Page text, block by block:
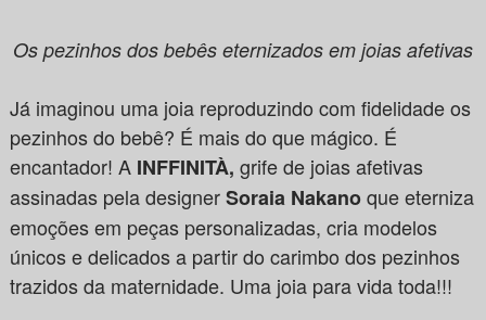
Os pezinhos dos bebês eternizados em joias afetivas
Já imaginou uma joia reproduzindo com fidelidade os
pezinhos do bebê? É mais do que mágico. É
encantador! A INFFINITÀ, grife de joias afetivas
assinadas pela designerSoraia Nakanoque eterniza
emoções em peças personalizadas, cria modelos
únicos e delicados a partir do carimbo dos pezinhos
trazidos da maternidade. Uma joia para vida toda!!!